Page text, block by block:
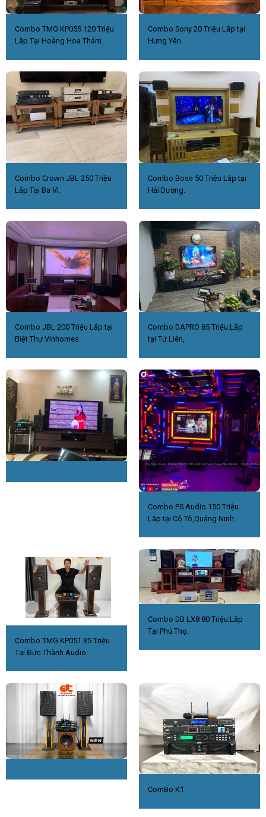
Combo TMG KP055 120 Triệu
Lắp Tại Hoàng Hoa Thám.
Combo Sony 20 Triệu Lắp tại
Hưng Yên.
Combo Crown JBL 250 Triệu
Lắp Tại Ba Vì.
Combo Bose 50 Triệu Lắp tại
Hải Dương.
Combo JBL 200 Triệu Lắp tại
Biệt Thự Vinhomes
Combo DAPRO 85 Triệu.Lắp
tại Tứ Liên,
Combo PS Audio 150 Triệu
Lắp tại Cô Tô,Quảng Ninh.
Combo TMG KP051 35 Triệu
Tại Đức Thành Audio.
Combo DB LX8 80 Triệu.Lắp
Tại Phú Thọ.
ComBo K1